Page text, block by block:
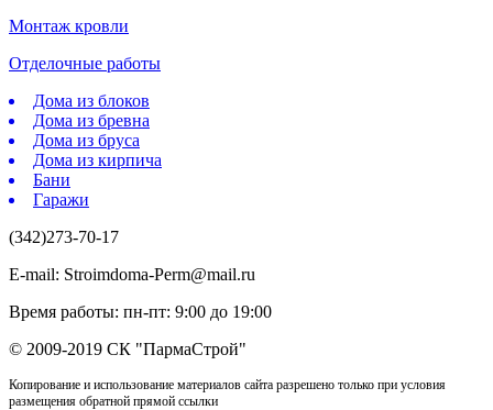
Монтаж кровли
Отделочные работы
Дома из блоков
Дома из бревна
Дома из бруса
Дома из кирпича
Бани
Гаражи
(342)273-70-17
E-mail: Stroimdoma-Perm@mail.ru
Время работы: пн-пт: 9:00 до 19:00
© 2009-2019 СК "ПармаСтрой"
Копирование и использование материалов сайта разрешено только при условия
размещения обратной прямой ссылки